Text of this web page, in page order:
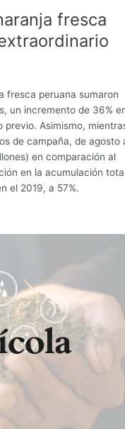
fresca
fresca peruana sumaron
un incremento de 36%
Asimismo,
de campaña, de agosto
en comparación al
en la acumulación
el 2019, a 57%.